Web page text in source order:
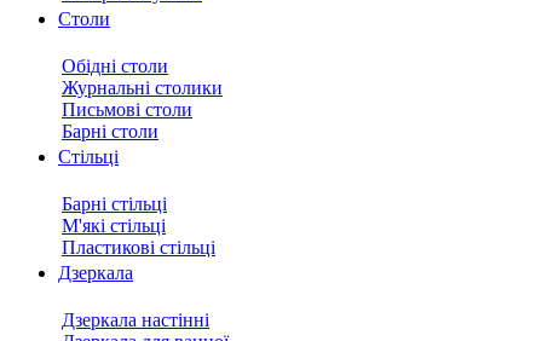
Столи
Обідні столи
Журнальні столики
Письмові столи
Барні столи
Стільці
Барні стільці
М'які стільці
Пластикові стільці
Дзеркала
Дзеркала настінні